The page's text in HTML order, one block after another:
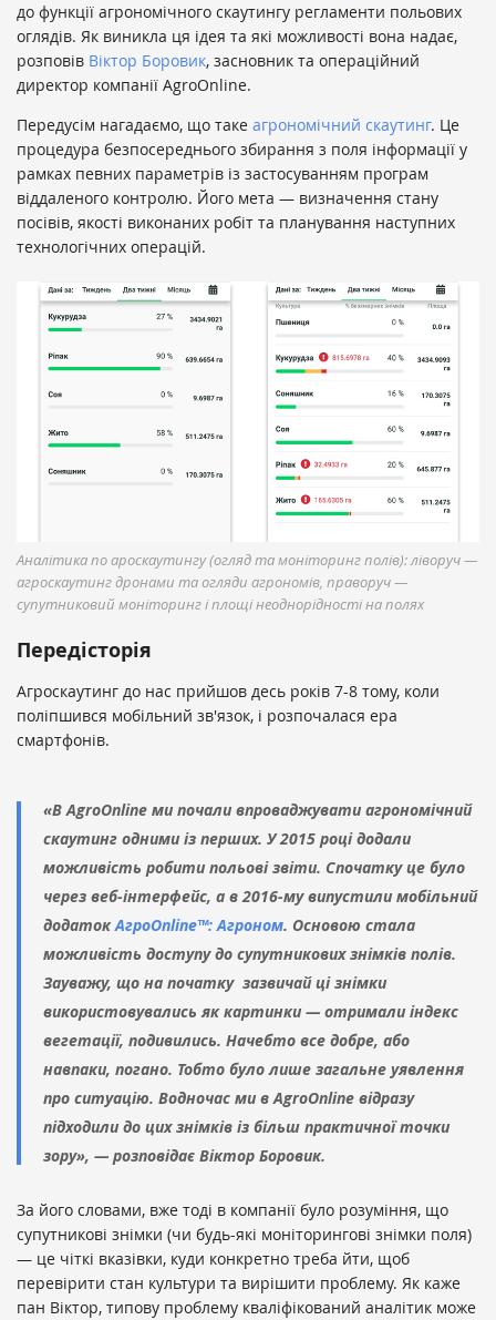
до функції агрономічного скаутингу регламенти польових
оглядів. Як виникла ця ідея та які можливості вона надає,
розповів Віктор Боровик, засновник та операційний
директор компанії AgroOnline.
Передусім нагадаємо, що таке агрономічний скаутинг. Це
процедура безпосереднього збирання з поля інформації у
рамках певних параметрів із застосуванням програм
віддаленого контролю. Його мета — визначення стану
посівів, якості виконаних робіт та планування наступних
технологічних операцій.
Аналітика по ароскаутингу (огляд та моніторинг полів): ліворуч —
агроскаутинг дронами та огляди агрономів, праворуч —
супутниковий моніторинг і площі неоднорідності на полях
Передісторія
Агроскаутинг до нас прийшов десь років 7-8 тому, коли
поліпшився мобільний зв'язок, і розпочалася ера
смартфонів.
«В AgroOnline ми почали впроваджувати агрономічний
скаутинг одними із перших. У 2015 році додали
можливість робити польові звіти. Спочатку це було
через веб-інтерфейс, а в 2016-му випустили мобільний
додатокАгроOnline™: Агроном. Основою стала
можливість доступу до супутникових знімків полів.
Зауважу, що на початку зазвичай ці знімки
використовувались як картинки — отримали індекс
вегетації, подивились. Начебто все добре, або
навпаки, погано. Тобто було лише загальне уявлення
про ситуацію. Водночас ми в AgroOnline відразу
підходили до цих знімків із більш практичної точки
зору», — розповідає Віктор Боровик.
За його словами, вже тоді в компанії було розуміння, що
супутникові знімки (чи будь-які моніторингові знімки поля)
— це чіткі вказівки, куди конкретно треба йти, щоб
перевірити стан культури та вирішити проблему. Як каже
пан Віктор, типову проблему кваліфікований аналітик може